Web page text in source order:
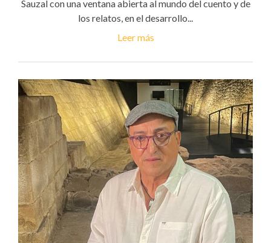
Sauzal con una ventana abierta al mundo del cuento y de
los relatos, en el desarrollo...
Leer más